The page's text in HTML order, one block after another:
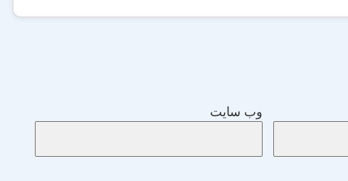
وب‌ سایت